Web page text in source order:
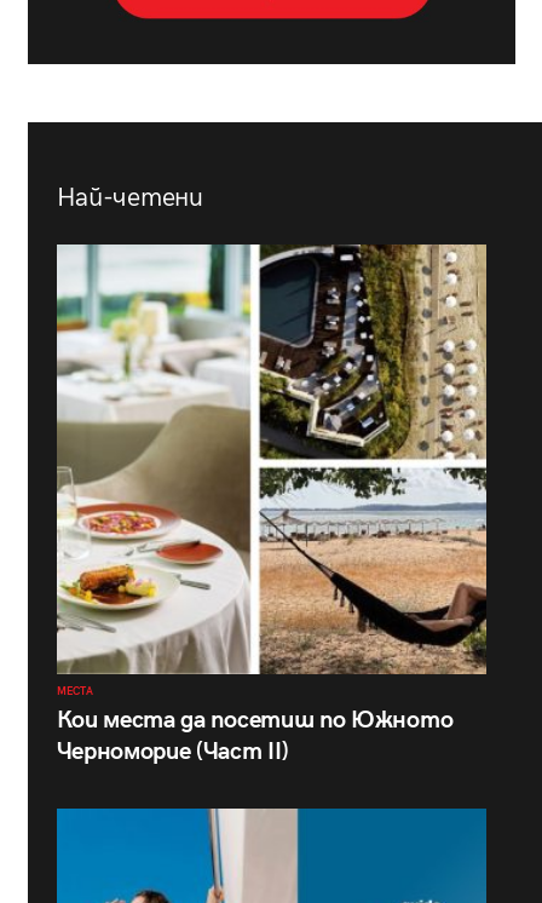
Най-четени
МЕСТА
Кои места да посетиш по Южното
Черноморие (Част II)